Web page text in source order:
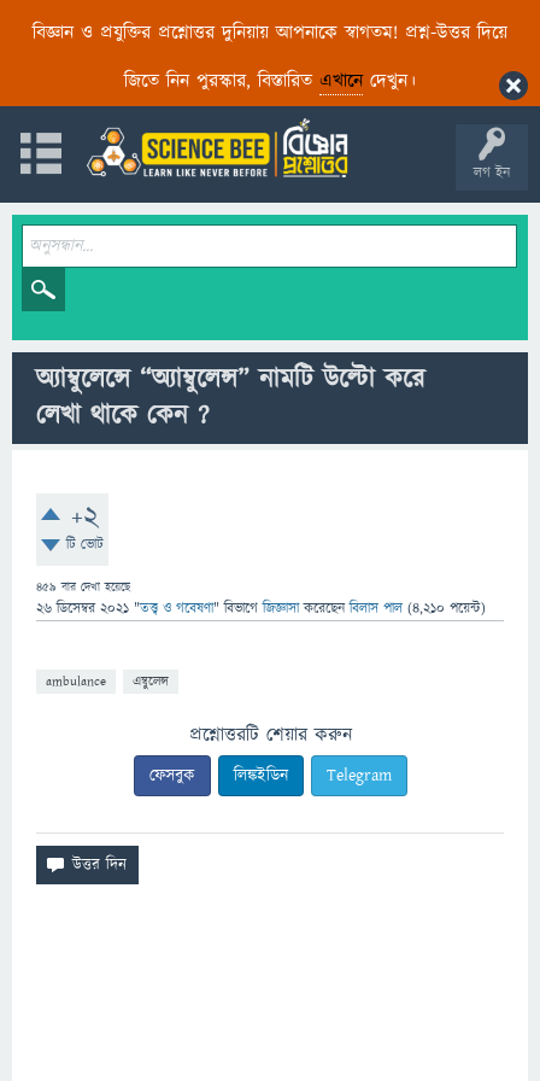
বিজ্ঞান ও প্রযুক্তির প্রশ্নোত্তর দুনিয়ায় আপনাকে স্বাগতম! প্রশ্ন-উত্তর দিয়ে
জিতে নিন পুরস্কার, বিস্তারিত এখানেদেখুন।
লগ ইন
অ্যাম্বুলেন্সে “অ্যাম্বুলেন্স” নামটি উল্টো করে
লেখা থাকে কেন ?
+2
টি ভোট
459 বার দেখা হয়েছে
26 ডিসেম্বর 2021 "তত্ত্ব ও গবেষণা" বিভাগে জিজ্ঞাসাকরেছেনবিলাস পাল (4,210 পয়েন্ট)
ambulance এম্বুলেন্স
প্রশ্নোত্তরটি শেয়ার করুন
ফেসবুক লিঙ্কইডিন Telegram